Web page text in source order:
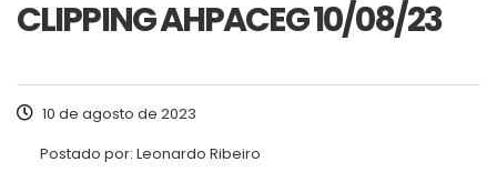
CLIPPING AHPACEG 10/08/23
10 de agosto de 2023
Postado por: Leonardo Ribeiro